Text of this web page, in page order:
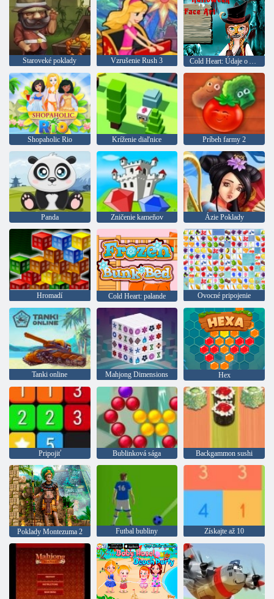
Staroveké poklady Vzrušenie Rush 3 Cold Heart: Údaje o Anninho tvár na Halloween
Shopaholic Rio Kríženie diaľnice Príbeh farmy 2
Panda Zničenie kameňov Ázie Poklady
Hromadí Cold Heart: palande Ovocné pripojenie
Tanki online Mahjong Dimensions Hex
Pripojiť Bublinková sága Backgammon sushi
Poklady Montezuma 2 Futbal bubliny Získajte až 10